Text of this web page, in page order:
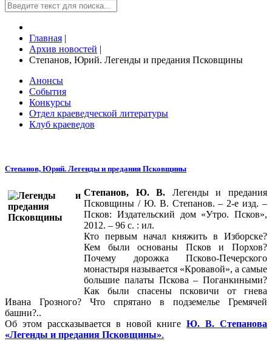
Главная |
Архив новостей |
Степанов, Юрий. Легенды и предания Псковщины
Анонсы
События
Конкурсы
Отдел краеведческой литературы
Клуб краеведов
Степанов, Юрий. Легенды и предания Псковщины
Степанов, Ю. В. Легенды и предания
Псковщины / Ю. В. Степанов. – 2-е изд. –
Псков: Издательский дом «Утро. Псков»,
2012. – 96 с. : ил.
Кто первым начал княжить в Изборске?
Кем были основаны Псков и Порхов?
Почему дорожка Псково-Печерского
монастыря называется «Кровавой», а самые
большие палаты Пскова – Поганкиными?
Как были спасены псковичи от гнева
Ивана Грозного? Что спрятано в подземелье Гремячей
башни?..
Об этом рассказывается в новой книгеЮ. В. Степанова
«Легенды и предания Псковщины».